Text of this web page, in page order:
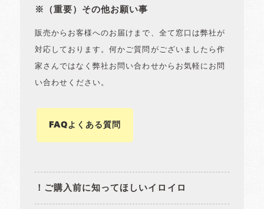
※（重要）その他お願い事
販売からお客様へのお届けまで、全て窓口は弊社が
対応しております。何かご質問がございましたら作
家さんではなく弊社お問い合わせからお気軽にお問
い合わせください。
FAQよくある質問
！ご購入前に知ってほしいイロイロ